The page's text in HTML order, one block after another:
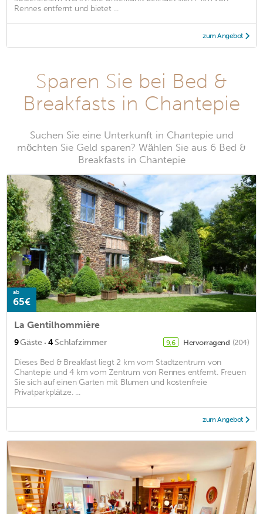
Rennes entfernt und bietet ...
zum Angebot
Sparen Sie bei Bed &
Breakfasts in Chantepie
Suchen Sie eine Unterkunft in Chantepie und
möchten Sie Geld sparen? Wählen Sie aus 6 Bed &
Breakfasts in Chantepie
ab
65€
La Gentilhommière
9Gäste · 4Schlafzimmer 9,6 Hervorragend (204)
Dieses Bed & Breakfast liegt 2 km vom Stadtzentrum von
Chantepie und 4 km vom Zentrum von Rennes entfernt. Freuen
Sie sich auf einen Garten mit Blumen und kostenfreie
Privatparkplätze. ...
zum Angebot